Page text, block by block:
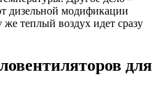
дизельной модификации
теплый воздух идет сразу
для